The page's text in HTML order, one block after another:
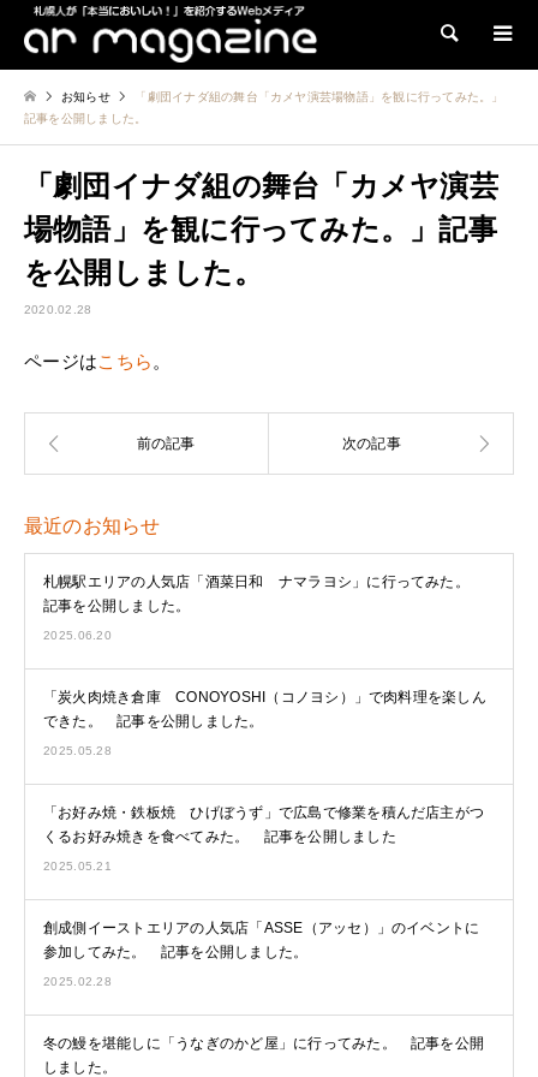
検索
お知らせ
「劇団イナダ組の舞台「カメヤ演芸場物語」を観に行ってみた。」
記事を公開しました。
「劇団イナダ組の舞台「カメヤ演芸
場物語」を観に行ってみた。」記事
を公開しました。
2020.02.28
ページはこちら 。
最近のお知らせ
札幌駅エリアの人気店「酒菜日和 ナマラヨシ」に行ってみた。
記事を公開しました。
2025.06.20
「炭火肉焼き倉庫 CONOYOSHI（コノヨシ）」で肉料理を楽しん
できた。 記事を公開しました。
2025.05.28
「お好み焼・鉄板焼 ひげぼうず」で広島で修業を積んだ店主がつ
くるお好み焼きを食べてみた。 記事を公開しました
2025.05.21
創成側イーストエリアの人気店「ASSE（アッセ）」のイベントに
参加してみた。 記事を公開しました。
2025.02.28
冬の鰻を堪能しに「うなぎのかど屋」に行ってみた。 記事を公開
しました。